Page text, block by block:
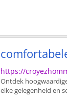
https://
Ontdek
elke gelegenheid en